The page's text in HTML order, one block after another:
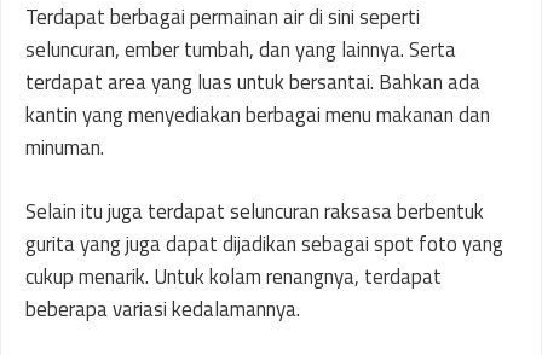
Terdapat berbagai permainan air di sini seperti
seluncuran, ember tumbah, dan yang lainnya. Serta
terdapat area yang luas untuk bersantai. Bahkan ada
kantin yang menyediakan berbagai menu makanan dan
minuman.
Selain itu juga terdapat seluncuran raksasa berbentuk
gurita yang juga dapat dijadikan sebagai spot foto yang
cukup menarik. Untuk kolam renangnya, terdapat
beberapa variasi kedalamannya.